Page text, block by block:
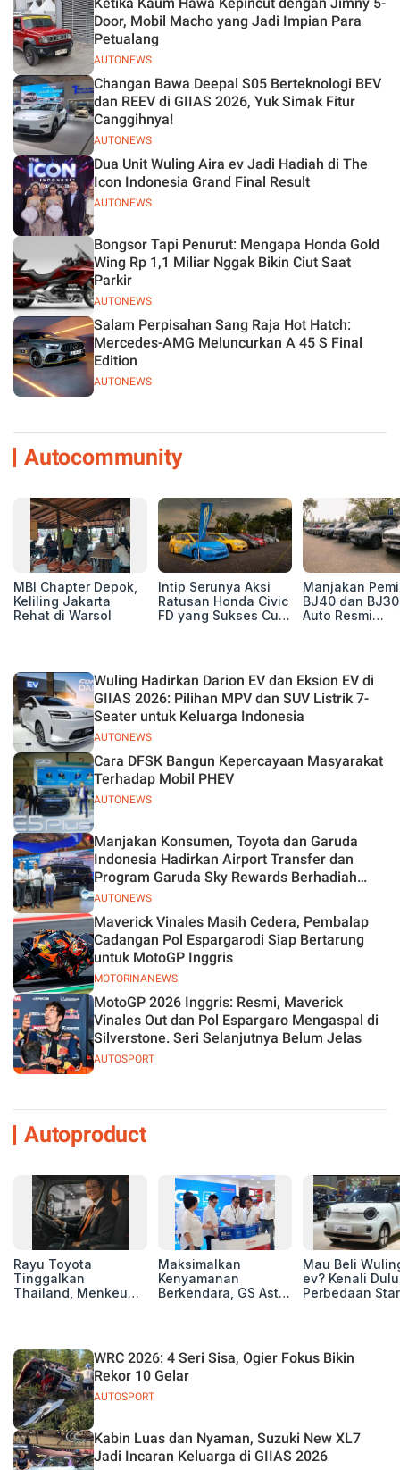
Jelas
AUTONEWS
Door, Mobil Macho yang Jadi Impian Para
Petualang
AUTONEWS
Changan Bawa Deepal S05 Berteknologi BEV
dan REEV di GIIAS 2026, Yuk Simak Fitur
Canggihnya!
AUTONEWS
Dua Unit Wuling Aira ev Jadi Hadiah di The
Icon Indonesia Grand Final Result
AUTONEWS
Bongsor Tapi Penurut: Mengapa Honda Gold
Wing Rp 1,1 Miliar Nggak Bikin Ciut Saat
Parkir
AUTONEWS
Salam Perpisahan Sang Raja Hot Hatch:
Mercedes-AMG Meluncurkan A 45 S Final
Edition
Autocommunity
MBI Chapter Depok,
Keliling Jakarta
Rehat di Warsol
Intip Serunya Aksi
Ratusan Honda Civic
FD yang Sukses Curi
Manjakan
BJ40 dan
Auto Resmi
AUTONEWS
Wuling Hadirkan Darion EV dan Eksion EV di
GIIAS 2026: Pilihan MPV dan SUV Listrik 7-
Seater untuk Keluarga Indonesia
AUTONEWS
Cara DFSK Bangun Kepercayaan Masyarakat
Terhadap Mobil PHEV
AUTONEWS
Manjakan Konsumen, Toyota dan Garuda
Indonesia Hadirkan Airport Transfer dan
Program Garuda Sky Rewards Berhadiah
Hybrid EV
MOTORINANEWS
Maverick Vinales Masih Cedera, Pembalap
Cadangan Pol Espargarodi Siap Bertarung
untuk MotoGP Inggris
AUTOSPORT
MotoGP 2026 Inggris: Resmi, Maverick
Vinales Out dan Pol Espargaro Mengaspal di
Silverstone. Seri Selanjutnya Belum Jelas
Autoproduct
Rayu Toyota
Tinggalkan
Thailand, Menkeu
Basis Produksi
ASEAN
Maksimalkan
Kenyamanan
Berkendara, GS Astra
2026
Mau Beli
ev? Kenali Dulu
Perbedaan
AUTOSPORT
WRC 2026: 4 Seri Sisa, Ogier Fokus Bikin
Rekor 10 Gelar
Kabin Luas dan Nyaman, Suzuki New XL7
Jadi Incaran Keluarga di GIIAS 2026